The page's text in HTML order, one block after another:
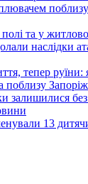
та у
наслідки
тепер руїни:
поблизу
залишилися
13